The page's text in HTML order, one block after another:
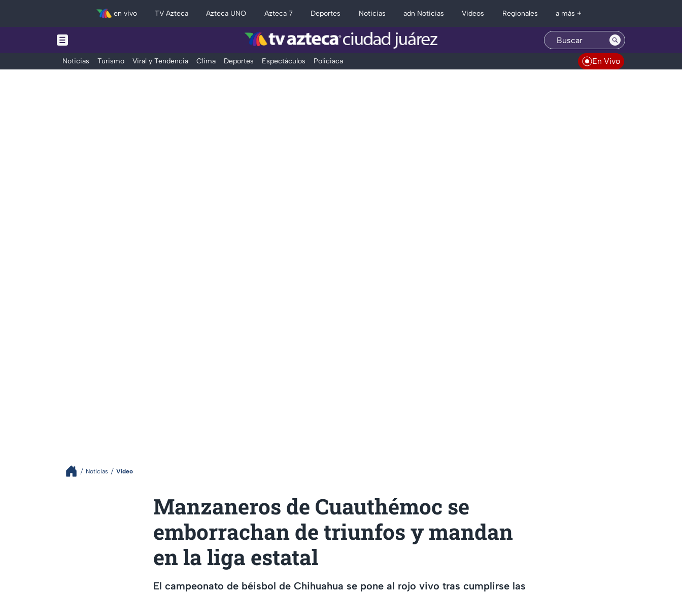
en vivo TV Azteca Azteca UNO Azteca 7 Deportes Noticias adn Noticias Videos Regionales a más +
Noticias Turismo Viral y Tendencia Clima Deportes Espectáculos Policiaca En Vivo
Noticias Video
Manzaneros de Cuauthémoc se
emborrachan de triunfos y mandan
en la liga estatal
El campeonato de béisbol de Chihuahua se pone al rojo vivo tras cumplirse las